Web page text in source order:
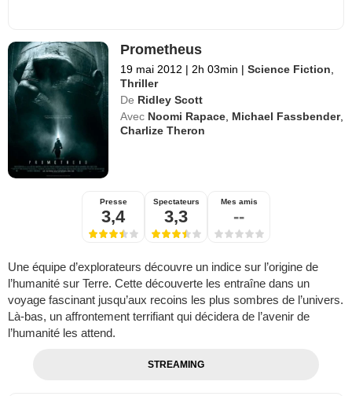
Prometheus
19 mai 2012 | 2h 03min | Science Fiction
Thriller
De Ridley Scott
Avec Noomi Rapace Michael Fassbender,
Charlize Theron
Presse
3,4
Spectateurs
3,3
Mes amis
--
Une équipe d’explorateurs découvre un indice sur l’origine de
l’humanité sur Terre. Cette découverte les entraîne dans un
voyage fascinant jusqu’aux recoins les plus sombres de l’univers.
Là-bas, un affrontement terrifiant qui décidera de l’avenir de
l’humanité les attend.
STREAMING